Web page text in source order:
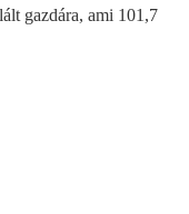
gazdára, ami 101,7